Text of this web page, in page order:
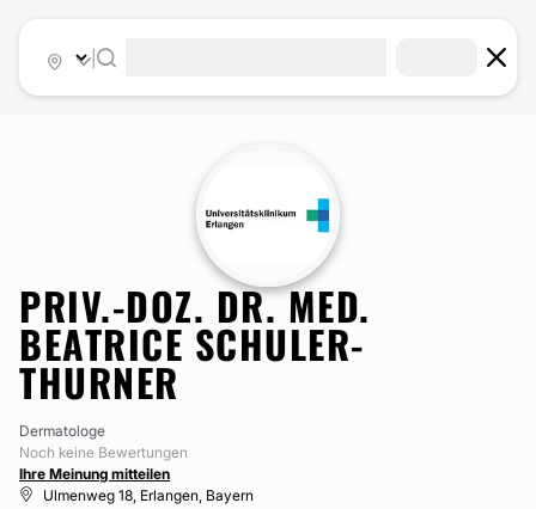
PRIV.-DOZ. DR. MED.
BEATRICE SCHULER-
THURNER
Dermatologe
Noch keine Bewertungen
Ihre Meinung mitteilen
Ulmenweg 18, Erlangen, Bayern